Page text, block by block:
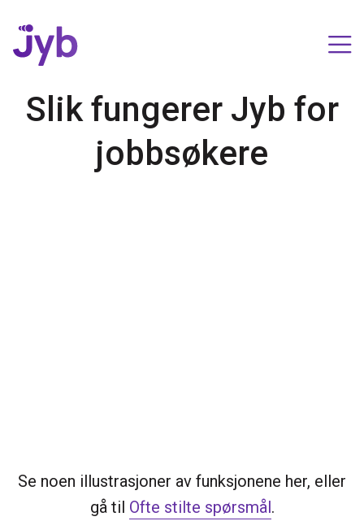
Slik fungerer Jyb for
jobbsøkere
Se noen illustrasjoner av funksjonene her, eller
gå til Ofte stilte spørsmål.